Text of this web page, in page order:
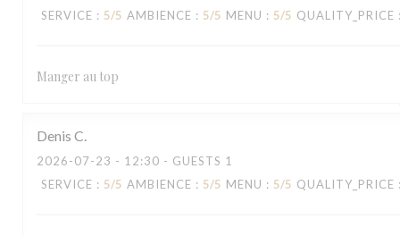
SERVICE : 5/5 AMBIENCE : 5/5 MENU : 5/5 QUALITY_PRICE
Manger au top
Denis C
2026-07-23 - 12:30 - GUESTS 1
SERVICE : 5/5 AMBIENCE : 5/5 MENU : 5/5 QUALITY_PRICE